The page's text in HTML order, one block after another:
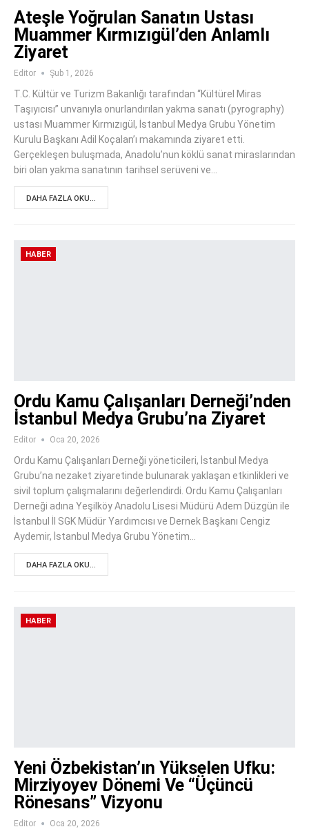
Ateşle Yoğrulan Sanatın Ustası
Muammer Kırmızıgül’den Anlamlı
Ziyaret
Editor Şub 1, 2026
T.C. Kültür ve Turizm Bakanlığı tarafından “Kültürel Miras
Taşıyıcısı” unvanıyla onurlandırılan yakma sanatı (pyrography)
ustası Muammer Kırmızıgül, İstanbul Medya Grubu Yönetim
Kurulu Başkanı Adil Koçalan’ı makamında ziyaret etti.
Gerçekleşen buluşmada, Anadolu’nun köklü sanat miraslarından
biri olan yakma sanatının tarihsel serüveni ve…
DAHA FAZLA OKU...
HABER
Ordu Kamu Çalışanları Derneği’nden
İstanbul Medya Grubu’na Ziyaret
Editor Oca 20, 2026
Ordu Kamu Çalışanları Derneği yöneticileri, İstanbul Medya
Grubu’na nezaket ziyaretinde bulunarak yaklaşan etkinlikleri ve
sivil toplum çalışmalarını değerlendirdi. Ordu Kamu Çalışanları
Derneği adına Yeşilköy Anadolu Lisesi Müdürü Adem Düzgün ile
İstanbul İl SGK Müdür Yardımcısı ve Dernek Başkanı Cengiz
Aydemir, İstanbul Medya Grubu Yönetim…
DAHA FAZLA OKU...
HABER
Yeni Özbekistan’ın Yükselen Ufku:
Mirziyoyev Dönemi Ve “Üçüncü
Rönesans” Vizyonu
Editor Oca 20, 2026